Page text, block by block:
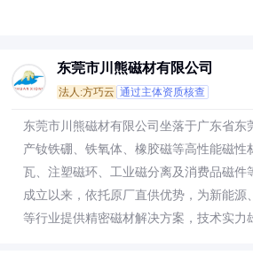
东莞市川熊磁材有限公司
法人:方巧云 通过主体资质核查
东莞市川熊磁材有限公司坐落于广东省东
产钕铁硼、铁氧体、橡胶磁等高性能磁性
瓦、注塑磁环、工业磁分离及消费品磁件
成立以来，依托原厂直供优势，为新能源
等行业提供精密磁材解决方案，技术实力